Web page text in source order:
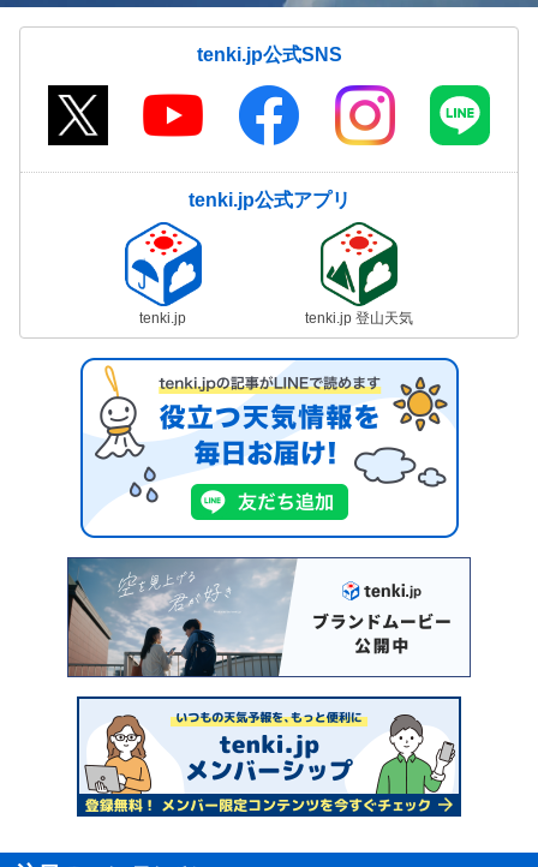
tenki.jp公式SNS
tenki.jp公式アプリ
tenki.jp tenki.jp 登山天気